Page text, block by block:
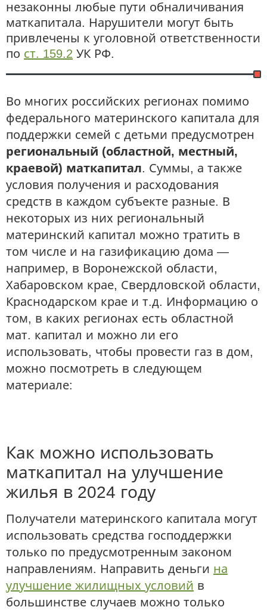
незаконны любые пути обналичивания
маткапитала. Нарушители могут быть
привлечены к уголовной ответственности
по ст. 159.2 УК РФ.
Во многих российских регионах помимо
федерального материнского капитала для
поддержки семей с детьми предусмотрен
региональный (областной, местный,
краевой) маткапитал. Суммы, а также
условия получения и расходования
средств в каждом субъекте разные. В
некоторых из них региональный
материнский капитал можно тратить в
том числе и на газификацию дома —
например, в Воронежской области,
Хабаровском крае, Свердловской области,
Краснодарском крае и т.д. Информацию о
том, в каких регионах есть областной
мат. капитал и можно ли его
использовать, чтобы провести газ в дом,
можно посмотреть в следующем
материале:
Как можно использовать
маткапитал на улучшение
жилья в 2024 году
Получатели материнского капитала могут
использовать средства господдержки
только по предусмотренным законом
направлениям. Направить деньги на
улучшение жилищных условий в
большинстве случаев можно только